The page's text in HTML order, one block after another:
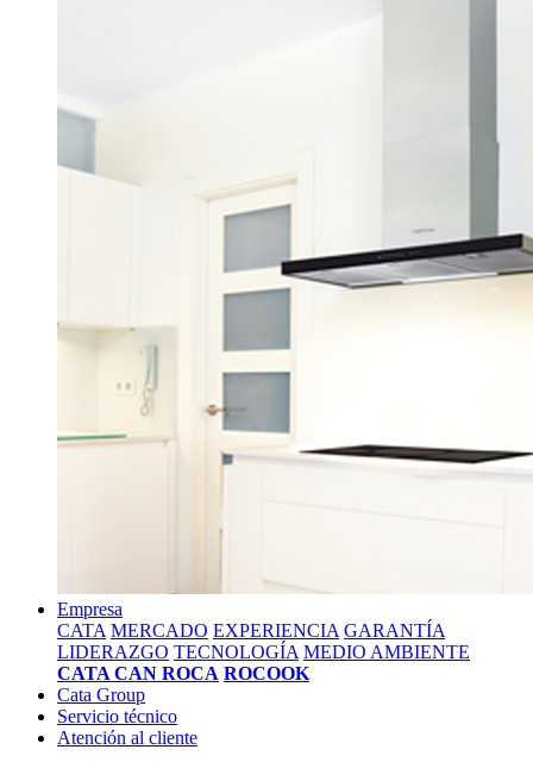
Empresa
CATA MERCADO EXPERIENCIA GARANTÍA
LIDERAZGO TECNOLOGÍA MEDIO AMBIENTE
CATA CAN ROCA ROCOOK
Cata Group
Servicio técnico
Atención al cliente